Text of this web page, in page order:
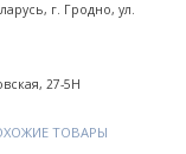
г. Гродно, ул.
27-5H
ТОВАРЫ